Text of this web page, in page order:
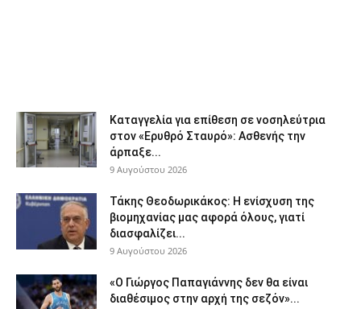
Καταγγελία για επίθεση σε νοσηλεύτρια
στον «Ερυθρό Σταυρό»: Ασθενής την
άρπαξε...
9 Αυγούστου 2026
Τάκης Θεοδωρικάκος: Η ενίσχυση της
βιομηχανίας μας αφορά όλους, γιατί
διασφαλίζει...
9 Αυγούστου 2026
«Ο Γιώργος Παπαγιάννης δεν θα είναι
διαθέσιμος στην αρχή της σεζόν»...